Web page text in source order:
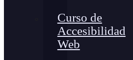
Curso de
Accesibilidad
Web